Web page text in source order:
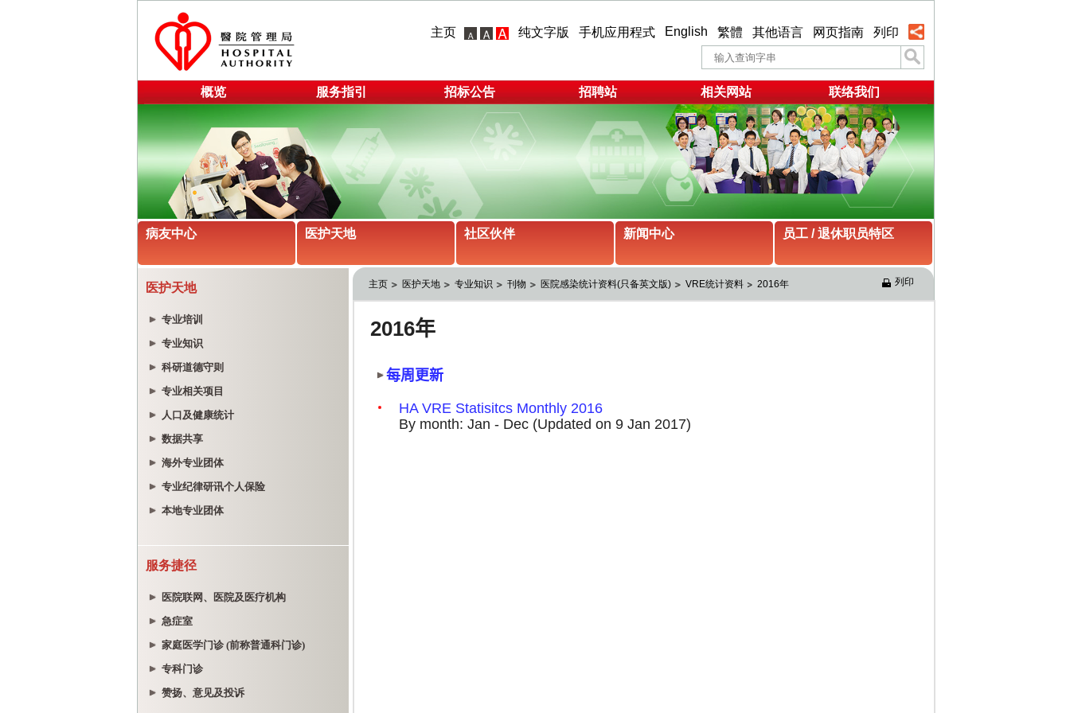
主页 纯文字版 手机应用程式 English 繁體 其他语言 网页指南 列印
概览 服务指引 招标公告 招聘站 相关网站 联络我们
病友中心 医护天地 社区伙伴 新闻中心 员工 / 退休职员特区
医护天地
专业培训
专业知识
科研道德守则
专业相关项目
人口及健康统计
数据共享
海外专业团体
专业纪律研讯个人保险
本地专业团体
服务捷径
医院联网、医院及医疗机构
急症室
家庭医学门诊 (前称普通科门诊)
专科门诊
赞扬、意见及投诉
主页 医护天地 专业知识 刊物 医院感染统计资料(只备英文版) VRE统计资料 2016年 列印